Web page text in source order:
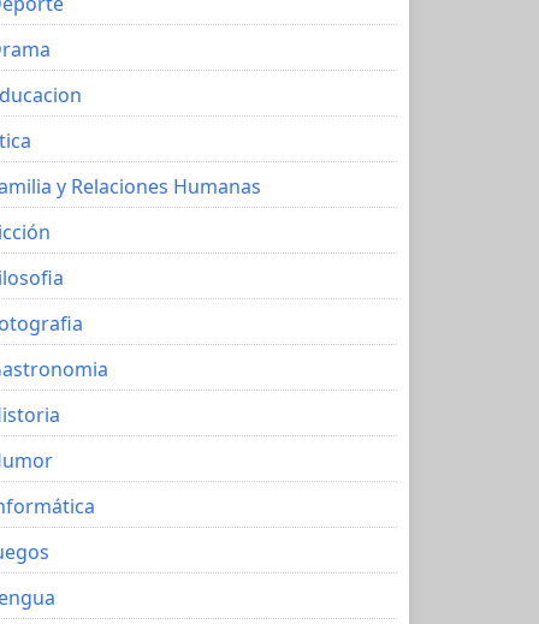
y Relaciones Humanas